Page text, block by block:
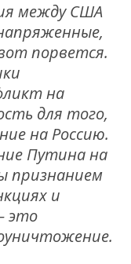
между США
порвется.
на
для того,
на Россию.
Путина на
признанием
и
это